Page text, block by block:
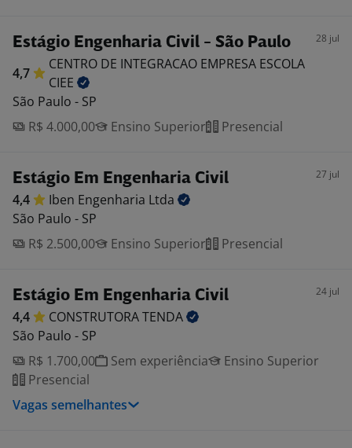
Estágio Engenharia Civil - São Paulo 28 jul
4,7
CENTRO DE INTEGRACAO EMPRESA ESCOLA
CIEE
São Paulo - SP
R$ 4.000,00
Ensino Superior Presencial
Estágio Em Engenharia Civil 27 jul
4,4 Iben Engenharia Ltda
São Paulo - SP
R$ 2.500,00
Ensino Superior Presencial
Estágio Em Engenharia Civil 24 jul
4,4 CONSTRUTORATENDA
São Paulo - SP
R$ 1.700,00
Sem experiência
Ensino Superior
Presencial
Vagas semelhantes